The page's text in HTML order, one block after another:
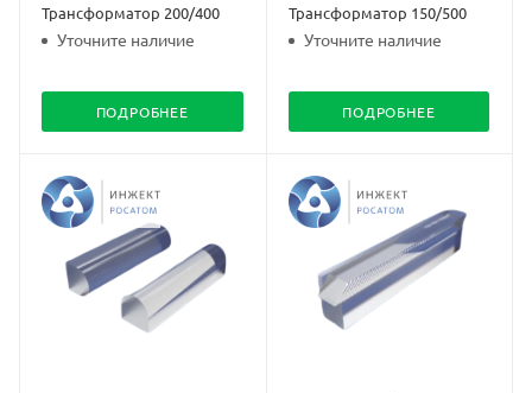
Трансформатор 200/400
Уточните наличие
ПОДРОБНЕЕ
Трансформатор 150/500
Уточните наличие
ПОДРОБНЕЕ